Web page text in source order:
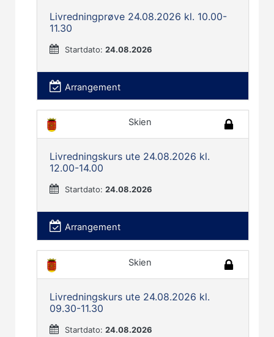
Livredningprøve 24.08.2026 kl. 10.00-
11.30
Startdato:24.08.2026
Arrangement
Skien
Livredningskurs ute 24.08.2026 kl.
12.00-14.00
Startdato:24.08.2026
Arrangement
Skien
Livredningskurs ute 24.08.2026 kl.
09.30-11.30
Startdato:24.08.2026